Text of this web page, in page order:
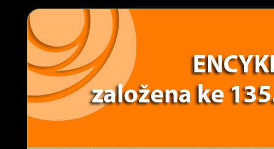
Warning: Use of undefined constant TXT - assumed 'TXT' (this will throw
content/themes/sablona/functions.php